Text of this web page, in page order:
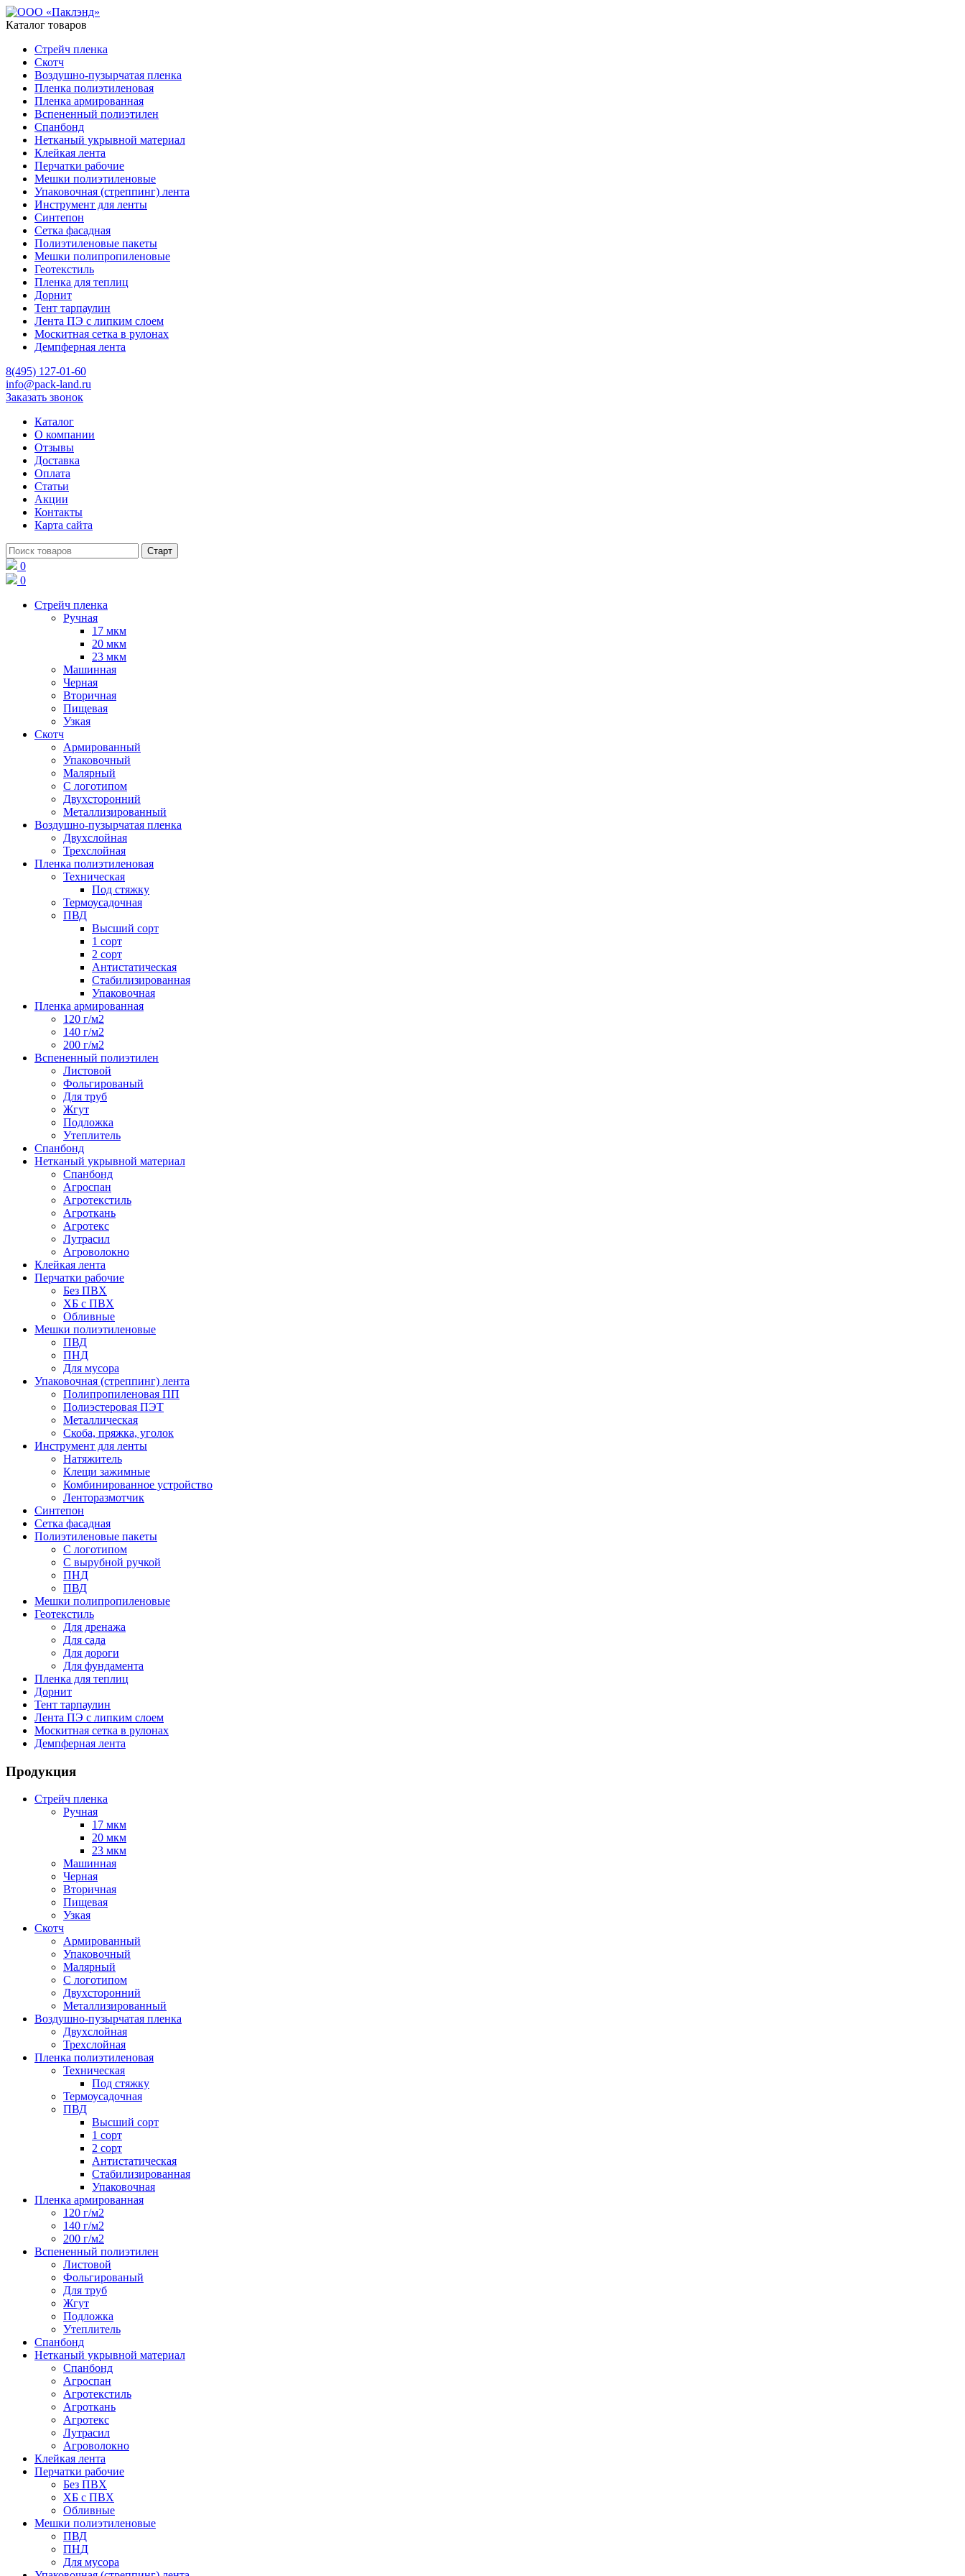
Каталог товаров
Стрейч пленка
Скотч
Воздушно-пузырчатая пленка
Пленка полиэтиленовая
Пленка армированная
Вспененный полиэтилен
Спанбонд
Нетканый укрывной материал
Клейкая лента
Перчатки рабочие
Мешки полиэтиленовые
Упаковочная (стреппинг) лента
Инструмент для ленты
Синтепон
Сетка фасадная
Полиэтиленовые пакеты
Мешки полипропиленовые
Геотекстиль
Пленка для теплиц
Дорнит
Тент тарпаулин
Лента ПЭ с липким слоем
Москитная сетка в рулонах
Демпферная лента
8(495) 127-01-60
info@pack-land.ru
Заказать звонок
Каталог
О компании
Отзывы
Доставка
Оплата
Статьи
Акции
Контакты
Карта сайта
0
0
Стрейч пленка
Ручная
17 мкм
20 мкм
23 мкм
Машинная
Черная
Вторичная
Пищевая
Узкая
Скотч
Армированный
Упаковочный
Малярный
С логотипом
Двухсторонний
Металлизированный
Воздушно-пузырчатая пленка
Двухслойная
Трехслойная
Пленка полиэтиленовая
Техническая
Под стяжку
Термоусадочная
ПВД
Высший сорт
1 сорт
2 сорт
Антистатическая
Стабилизированная
Упаковочная
Пленка армированная
120 г/м2
140 г/м2
200 г/м2
Вспененный полиэтилен
Листовой
Фольгированый
Для труб
Жгут
Подложка
Утеплитель
Спанбонд
Нетканый укрывной материал
Спанбонд
Агроспан
Агротекстиль
Агроткань
Агротекс
Лутрасил
Агроволокно
Клейкая лента
Перчатки рабочие
Без ПВХ
ХБ с ПВХ
Обливные
Мешки полиэтиленовые
ПВД
ПНД
Для мусора
Упаковочная (стреппинг) лента
Полипропиленовая ПП
Полиэстеровая ПЭТ
Металлическая
Скоба, пряжка, уголок
Инструмент для ленты
Натяжитель
Клещи зажимные
Комбинированное устройство
Ленторазмотчик
Синтепон
Сетка фасадная
Полиэтиленовые пакеты
С логотипом
С вырубной ручкой
ПНД
ПВД
Мешки полипропиленовые
Геотекстиль
Для дренажа
Для сада
Для дороги
Для фундамента
Пленка для теплиц
Дорнит
Тент тарпаулин
Лента ПЭ с липким слоем
Москитная сетка в рулонах
Демпферная лента
Продукция
Стрейч пленка
Ручная
17 мкм
20 мкм
23 мкм
Машинная
Черная
Вторичная
Пищевая
Узкая
Скотч
Армированный
Упаковочный
Малярный
С логотипом
Двухсторонний
Металлизированный
Воздушно-пузырчатая пленка
Двухслойная
Трехслойная
Пленка полиэтиленовая
Техническая
Под стяжку
Термоусадочная
ПВД
Высший сорт
1 сорт
2 сорт
Антистатическая
Стабилизированная
Упаковочная
Пленка армированная
120 г/м2
140 г/м2
200 г/м2
Вспененный полиэтилен
Листовой
Фольгированый
Для труб
Жгут
Подложка
Утеплитель
Спанбонд
Нетканый укрывной материал
Спанбонд
Агроспан
Агротекстиль
Агроткань
Агротекс
Лутрасил
Агроволокно
Клейкая лента
Перчатки рабочие
Без ПВХ
ХБ с ПВХ
Обливные
Мешки полиэтиленовые
ПВД
ПНД
Для мусора